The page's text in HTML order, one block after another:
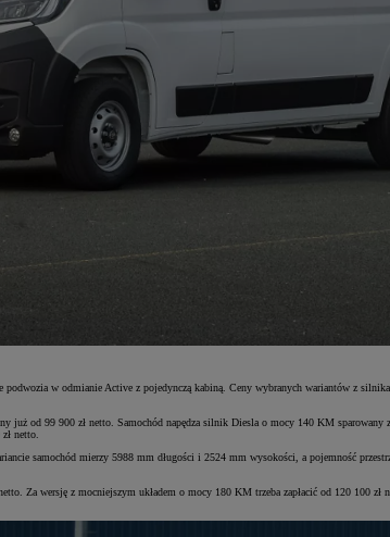
w odmianie Active z pojedynczą kabiną. Ceny wybranych wariantów z
od 99 900 zł netto. Samochód napędza silnik Diesla o mocy 140 KM sparowany
netto.
samochód mierzy 5988 mm długości i 2524 mm wysokości, a pojemność
Za wersję z mocniejszym układem o mocy 180 KM trzeba zapłacić od 120 100